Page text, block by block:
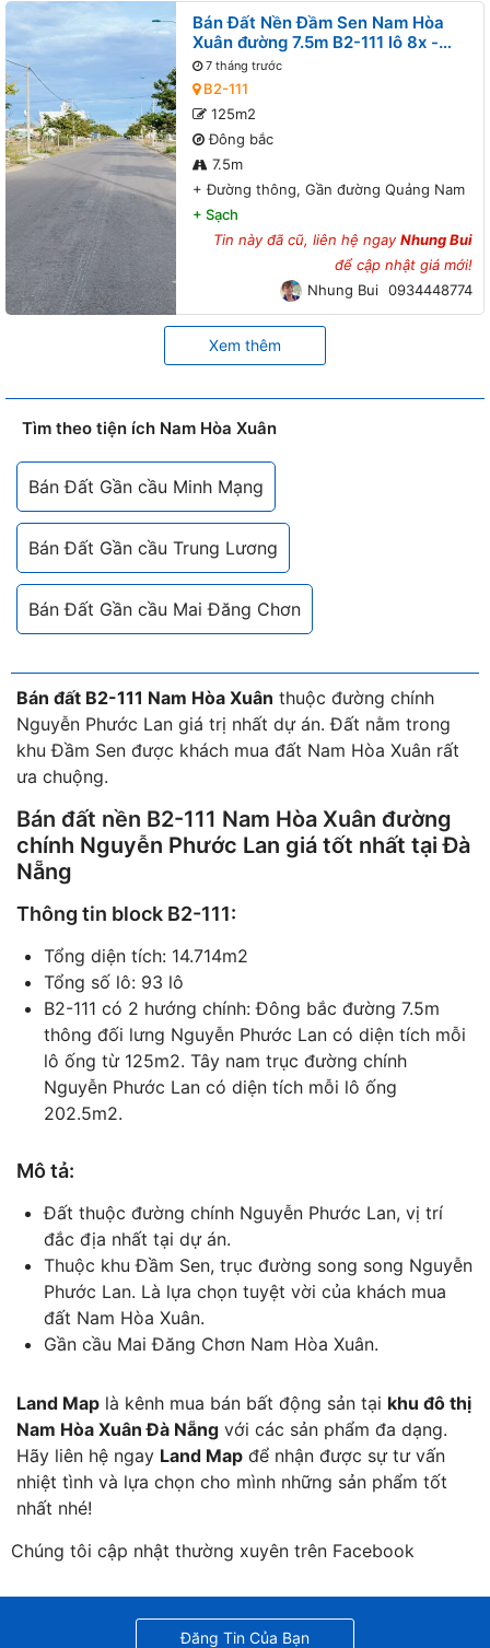
Bán Đất Nền Đầm Sen Nam Hòa
Xuân đường 7.5m B2-111 lô 8x -
Đường thông, Gần đường Quảng
Nam
7 tháng trước
B2-111
125m2
Đông bắc
7.5m
+Đường thông, Gần đường Quảng Nam
+ Sạch
Tin này đã cũ, liên hệ ngayNhung Bui
để cập nhật giá mới!
Nhung Bui 0934448774
Xem thêm
Tìm theo tiện ích Nam Hòa Xuân
Bán Đất Gần cầu Minh Mạng
Bán Đất Gần cầu Trung Lương
Bán Đất Gần cầu Mai Đăng Chơn
Bán đất B2-111 Nam Hòa Xuân thuộc đường chính
Nguyễn Phước Lan giá trị nhất dự án. Đất nằm trong
khu Đầm Sen được khách mua đất Nam Hòa Xuân rất
ưa chuộng.
Bán đất nền B2-111 Nam Hòa Xuân đường
chính Nguyễn Phước Lan giá tốt nhất tại Đà
Nẵng
Thông tin block B2-111:
Tổng diện tích: 14.714m2
Tổng số lô: 93 lô
B2-111 có 2 hướng chính: Đông bắc đường 7.5m
thông đối lưng Nguyễn Phước Lan có diện tích mỗi
lô ống từ 125m2. Tây nam trục đường chính
Nguyễn Phước Lan có diện tích mỗi lô ống
202.5m2.
Mô tả:
Đất thuộc đường chính Nguyễn Phước Lan, vị trí
đắc địa nhất tại dự án.
Thuộc khu Đầm Sen, trục đường song song Nguyễn
Phước Lan. Là lựa chọn tuyệt vời của khách mua
đất Nam Hòa Xuân.
Gần cầu Mai Đăng Chơn Nam Hòa Xuân.
Land Map là kênh mua bán bất động sản tại khu đô thị
Nam Hòa Xuân Đà Nẵng với các sản phẩm đa dạng.
Hãy liên hệ ngay Land Map để nhận được sự tư vấn
nhiệt tình và lựa chọn cho mình những sản phẩm tốt
nhất nhé!
Chúng tôi cập nhật thường xuyên trên Facebook
Đăng Tin Của Bạn